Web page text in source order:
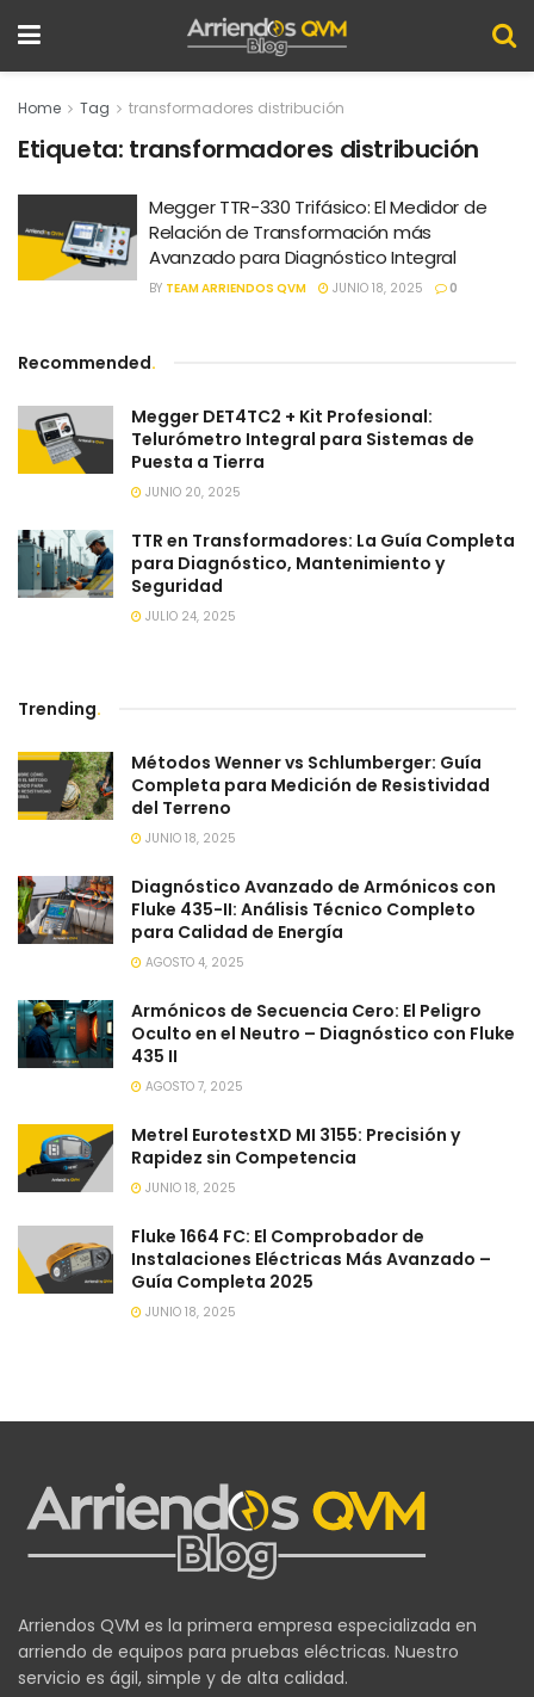
Home Tag transformadores distribución
Etiqueta: transformadores distribución
Megger TTR-330 Trifásico: El Medidor de
Relación de Transformación más
Avanzado para Diagnóstico Integral
BY TEAM ARRIENDOS QVM JUNIO 18, 2025 0
Recommended.
Megger DET4TC2 + Kit Profesional:
Telurómetro Integral para Sistemas de
Puesta a Tierra
JUNIO 20, 2025
TTR en Transformadores: La Guía Completa
para Diagnóstico, Mantenimiento y
Seguridad
JULIO 24, 2025
Trending.
Métodos Wenner vs Schlumberger: Guía
Completa para Medición de Resistividad
del Terreno
JUNIO 18, 2025
Diagnóstico Avanzado de Armónicos con
Fluke 435-II: Análisis Técnico Completo
para Calidad de Energía
AGOSTO 4, 2025
Armónicos de Secuencia Cero: El Peligro
Oculto en el Neutro – Diagnóstico con Fluke
435 II
AGOSTO 7, 2025
Metrel EurotestXD MI 3155: Precisión y
Rapidez sin Competencia
JUNIO 18, 2025
Fluke 1664 FC: El Comprobador de
Instalaciones Eléctricas Más Avanzado –
Guía Completa 2025
JUNIO 18, 2025
Arriendos QVM es la primera empresa especializada en
arriendo de equipos para pruebas eléctricas. Nuestro
servicio es ágil, simple y de alta calidad.